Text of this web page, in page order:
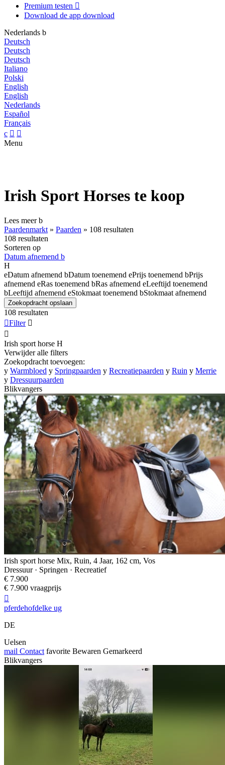
Premium testen 
Download de app download
Nederlands b
Deutsch
Deutsch
Deutsch
Italiano
Polski
English
English
Nederlands
Español
Français
c  
Menu
Irish Sport Horses te koop
Lees meerb
Paardenmarkt » Paarden » 108 resultaten
108 resultaten
Sorteren op
Datum afnemend b
H
eDatum afnemend bDatum toenemend ePrijs toenemend bPrijs
afnemend eRas toenemend bRas afnemend eLeeftijd toenemend
bLeeftijd afnemend eStokmaat toenemend bStokmaat afnemend
Zoekopdracht opslaan
108 resultaten
Filter 

Irish sport horse H
Verwijder alle filters
Zoekopdracht toevoegen:
y Warmbloed y Springpaarden y Recreatiepaarden y Ruin y Merrie
y Dressuurpaarden
Blikvangers
Irish sport horse Mix, Ruin, 4 Jaar, 162 cm, Vos
Dressuur · Springen · Recreatief
€ 7.900
€ 7.900 vraagprijs

pferdehofdelke ug
DE
Uelsen
mail Contact favorite Bewaren Gemarkeerd
Blikvangers